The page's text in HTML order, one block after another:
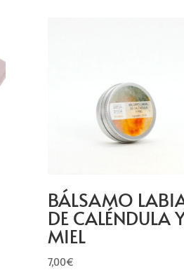
BÁLSAMO
DE CALÉNDULA
MIEL
7,00€